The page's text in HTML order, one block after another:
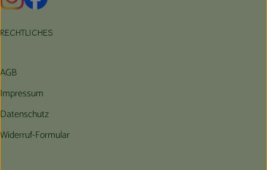
RECHTLICHES
AGB
Impressum
Datenschutz
Widerruf-Formular